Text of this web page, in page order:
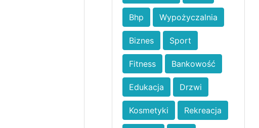
Bhp Wypożyczalnia
Biznes Sport
Fitness Bankowość
Edukacja Drzwi
Kosmetyki Rekreacja